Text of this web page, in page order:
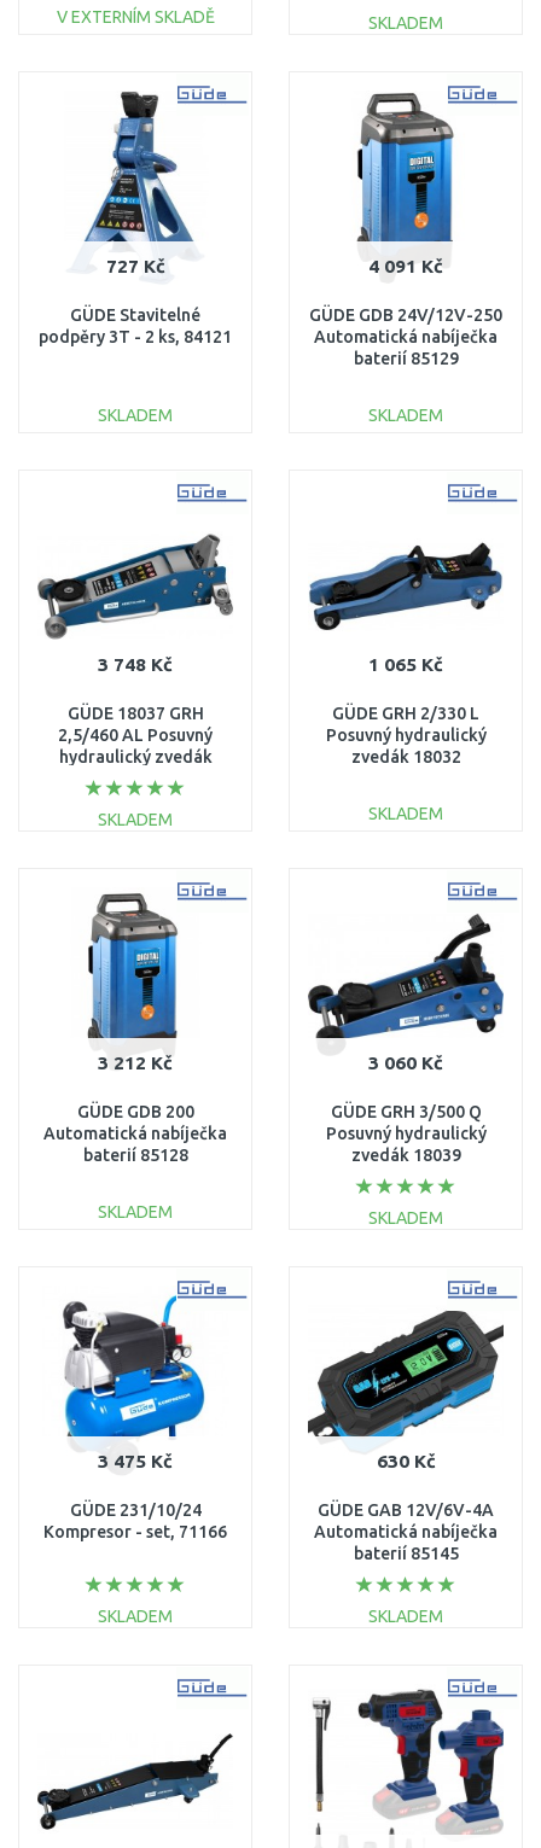
V EXTERNÍM SKLADĚ
Porovnat
SKLADEM
Porovnat
727 Kč
GÜDE Stavitelné
podpěry 3T - 2 ks, 84121
SKLADEM
4 091 Kč
GÜDE GDB 24V/12V-250
Automatická nabíječka
baterií 85129
SKLADEM
3 748 Kč
GÜDE 18037 GRH
2,5/460 AL Posuvný
hydraulický zvedák
18037
SKLADEM
Porovnat
1 065 Kč
GÜDE GRH 2/330 L
Posuvný hydraulický
zvedák 18032
SKLADEM
3 212 Kč
GÜDE GDB 200
Automatická nabíječka
baterií 85128
SKLADEM
Porovnat
3 060 Kč
GÜDE GRH 3/500 Q
Posuvný hydraulický
zvedák 18039
SKLADEM
Porovnat
3 475 Kč
GÜDE 231/10/24
Kompresor - set, 71166
SKLADEM
630 Kč
GÜDE GAB 12V/6V-4A
Automatická nabíječka
baterií 85145
SKLADEM
Porovnat